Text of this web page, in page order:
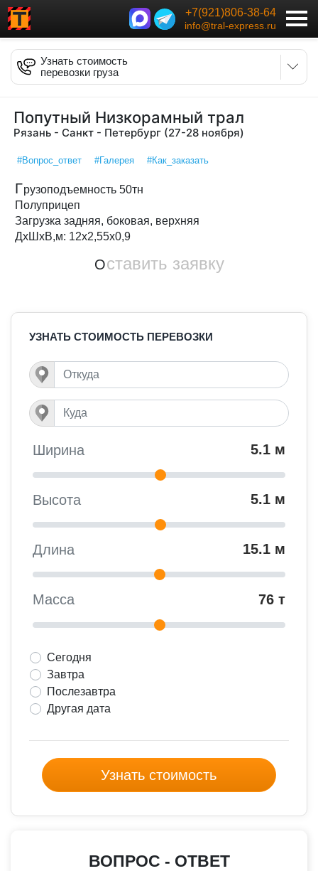
+7(921)806-38-64
info@tral-express.ru
Узнать стоимость
перевозки груза
Попутный Низкорамный трал
Рязань - Санкт - Петербург (27-28 ноября)
#Вопрос_ответ #Галерея #Как_заказать
Грузоподъемность 50тн
Полуприцеп
Загрузка задняя, боковая, верхняя
ДxШxВ,м: 12x2,55x0,9
Оставить заявку
УЗНАТЬ СТОИМОСТЬ ПЕРЕВОЗКИ
Ширина 5.1 м
Высота 5.1 м
Длина 15.1 м
Масса 76 т
Сегодня
Завтра
Послезавтра
Другая дата
Узнать стоимость
ВОПРОС - ОТВЕТ